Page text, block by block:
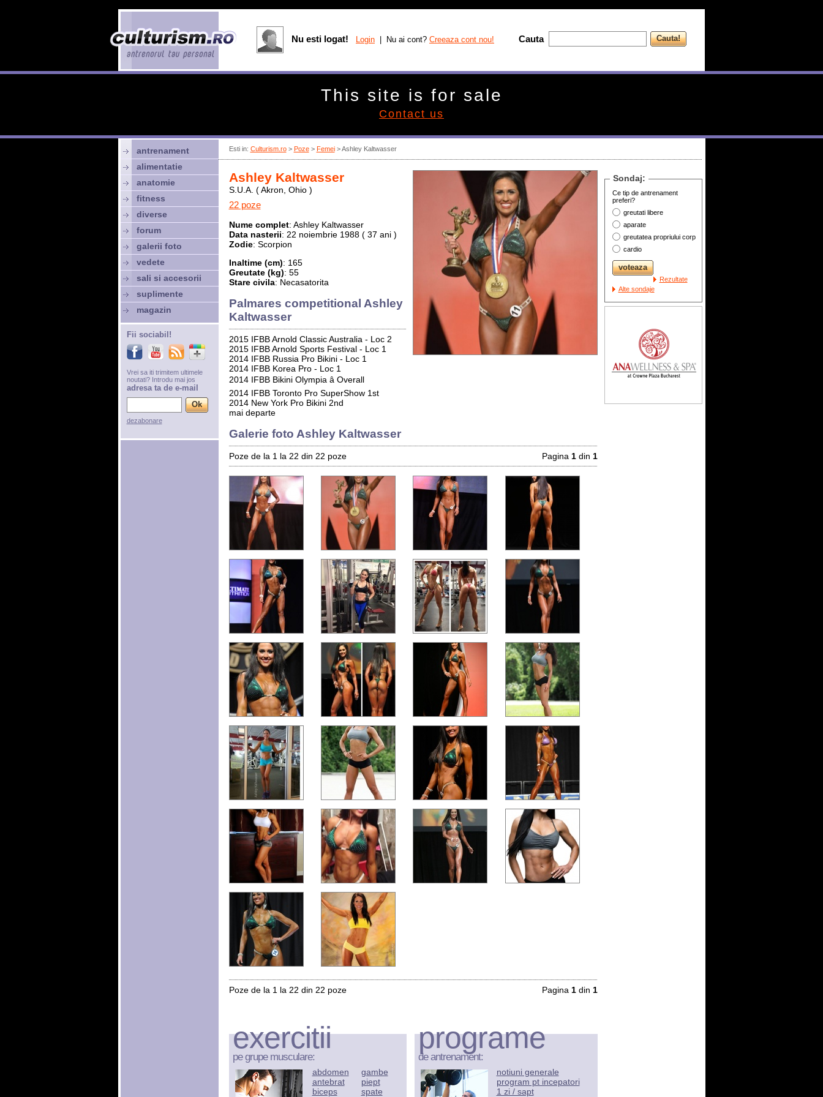
Esti in: Culturism.ro> Poze> Femei> Ashley Kaltwasser
Ashley Kaltwasser
S.U.A. ( Akron, Ohio )
22 poze
Nume complet: Ashley Kaltwasser
Data nasterii: 22 noiembrie 1988 ( 37 ani )
Zodie: Scorpion
Inaltime (cm): 165
Greutate (kg): 55
Stare civila: Necasatorita
Palmares competitional Ashley
Kaltwasser
2015 IFBB Arnold Classic Australia - Loc 2
2015 IFBB Arnold Sports Festival - Loc 1
2014 IFBB Russia Pro Bikini - Loc 1
2014 IFBB Korea Pro - Loc 1
2014 IFBB Bikini Olympia â Overall
2014 IFBB Toronto Pro SuperShow 1st
2014 New York Pro Bikini 2nd
mai departe
Galerie foto Ashley Kaltwasser
Poze de la 1 la 22 din 22 poze Pagina 1din 1
Poze de la 1 la 22 din 22 poze Pagina 1din 1
Sondaj:
Ce tip de antrenament
preferi?
greutati libere
aparate
greutatea propriului corp
cardio
Rezultate
Alte sondaje
exercitii
pe grupe musculare:
abdomen
antebrat
biceps
gambe
piept
spate
programe
de antrenament:
notiuni generale
program pt incepatori
1 zi / sapt
antrenament
alimentatie
anatomie
fitness
diverse
forum
galerii foto
vedete
sali si accesorii
suplimente
magazin
Fii sociabil!
Vrei sa iti trimitem ultimele
noutati? Introdu mai jos
adresa ta de e-mail
dezabonare
Nu esti logat! Login | Nu ai cont? Creeaza cont nou! Cauta
This site is for sale
Contact us